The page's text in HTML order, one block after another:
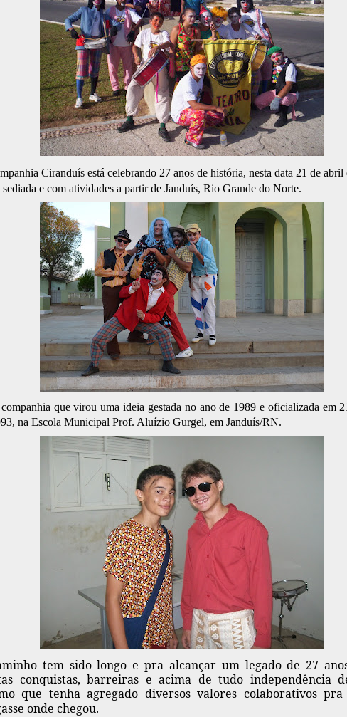
Ciranduís está celebrando 27 anos de história, nesta data 21 de abril
sediada e com atividades a partir de Janduís, Rio Grande do Norte.
que virou uma ideia gestada no ano de 1989 e oficializada em
na Escola Municipal Prof. Aluízio Gurgel, em Janduís/RN.
tem sido longo e pra alcançar um legado de 27
conquistas, barreiras e acima de tudo independência
que tenha agregado diversos valores colaborativos
onde chegou.